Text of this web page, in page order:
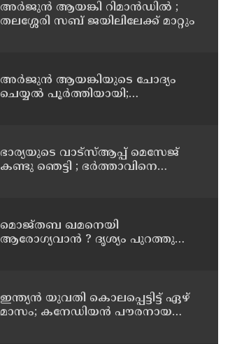
അര്‍ജുന്‍ ആയങ്കി റിമാന്‍ഡില്‍ ;
തലശ്ശേരി സബ് ജയിലിലേക്ക് മാറ്റും
അര്‍ജുന്‍ ആയങ്കിയുടെ ചോദ്യം
ചെയ്യല്‍ പൂര്‍ത്തിയായി;
ഭാര്യയുടെ വാട്സ്ആപ്പ് മെസേജ്
കണ്ടു ഞെട്ടി ; ഭര്‍ത്താവിനെ
യുവതിയും സുഹൃത്തും ഒളിവില്‍
മൊജ്തബ ഖമനെയി
ആരോഗ്യവാന്‍ ? ദൃശ്യം പുറത്തുവിട്ട്
ഇന്ത്യന്‍ യുവതി കൊലപ്പെട്ടിട്ട് ഏഴ്
മാസം; കനേഡിയന്‍ പൗരനായ